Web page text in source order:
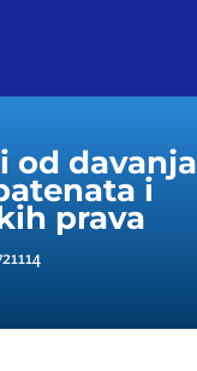
od davanja
i
prava